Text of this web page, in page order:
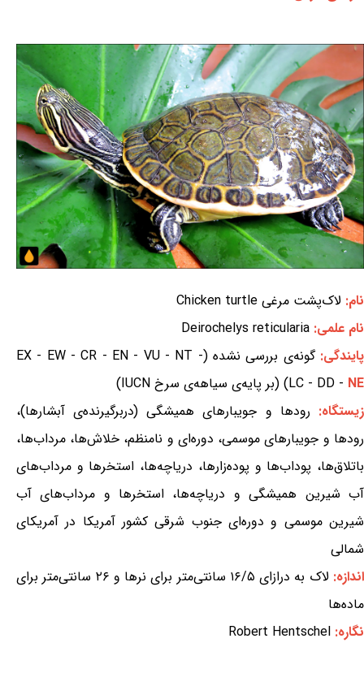
نام: لاک‌پشت مرغی Chicken turtle
نام علمی: Deirochelys reticularia
پایندگی:
گونه‌ی بررسی نشده (EX - EW - CR - EN - VU - NT -
LC - DD - NE
) (بر پایه‌ی سیاهه‌ی سرخ IUCN)
زیستگاه: رودها و جویبارهای همیشگی (دربرگیرنده‌ی آبشارها)،
رودها و جویبارهای موسمی، دوره‌ای و نامنظم، خلاش‌ها، مرداب‌ها،
باتلاق‌ها، پوداب‌ها و پوده‌زارها، دریاچه‌ها، استخرها و مرداب‌های
آب شیرین همیشگی و دریاچه‌ها، استخرها و مرداب‌های آب
شیرین موسمی و دوره‌ای جنوب شرقی کشور آمریکا در آمریکای
شمالی
اندازه:
لاک به درازای ۱۶/۵ سانتی‌متر برای نرها و ۲۶ سانتی‌متر برای
ماده‌ها
نگاره: Robert Hentschel